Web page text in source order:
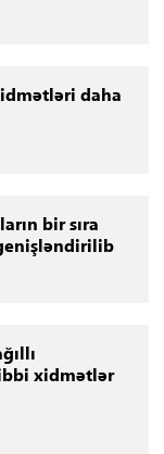
daha
bir sıra
xidmətlər